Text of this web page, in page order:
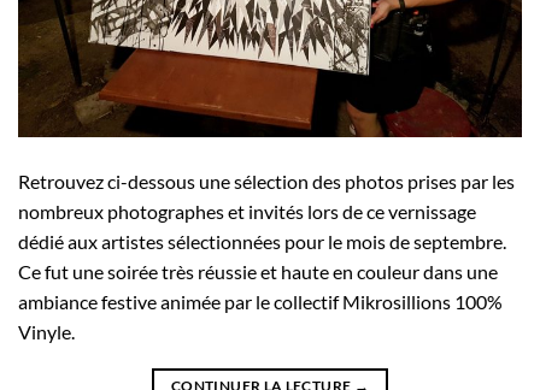
Retrouvez ci-dessous une sélection des photos prises par les
nombreux photographes et invités lors de ce vernissage
dédié aux artistes sélectionnées pour le mois de septembre.
Ce fut une soirée très réussie et haute en couleur dans une
ambiance festive animée par le collectif Mikrosillions 100%
Vinyle.
CONTINUER LA LECTURE →